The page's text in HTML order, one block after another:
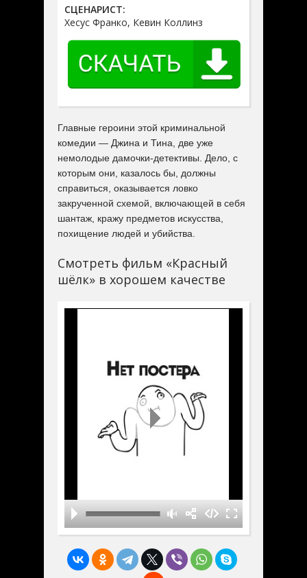
СЦЕНАРИСТ:
Хесус Франко, Кевин Коллинз
Главные героини этой криминальной
комедии — Джина и Тина, две уже
немолодые дамочки-детективы. Дело, с
которым они, казалось бы, должны
справиться, оказывается ловко
закрученной схемой, включающей в себя
шантаж, кражу предметов искусства,
похищение людей и убийства.
Смотреть фильм «Красный
шёлк» в хорошем качестве